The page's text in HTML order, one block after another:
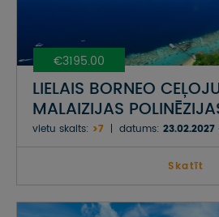
€3195.00
LIELAIS BORNEO
MALAIZIJAS
vietu skaits: >7 datums:
Skatīt